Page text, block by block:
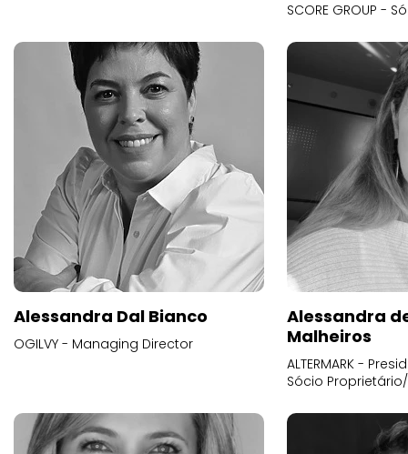
SCORE GROUP -
Alessandra Dal Bianco
OGILVY - Managing Director
Alessandra
Malheiros
ALTERMARK -
Sócio